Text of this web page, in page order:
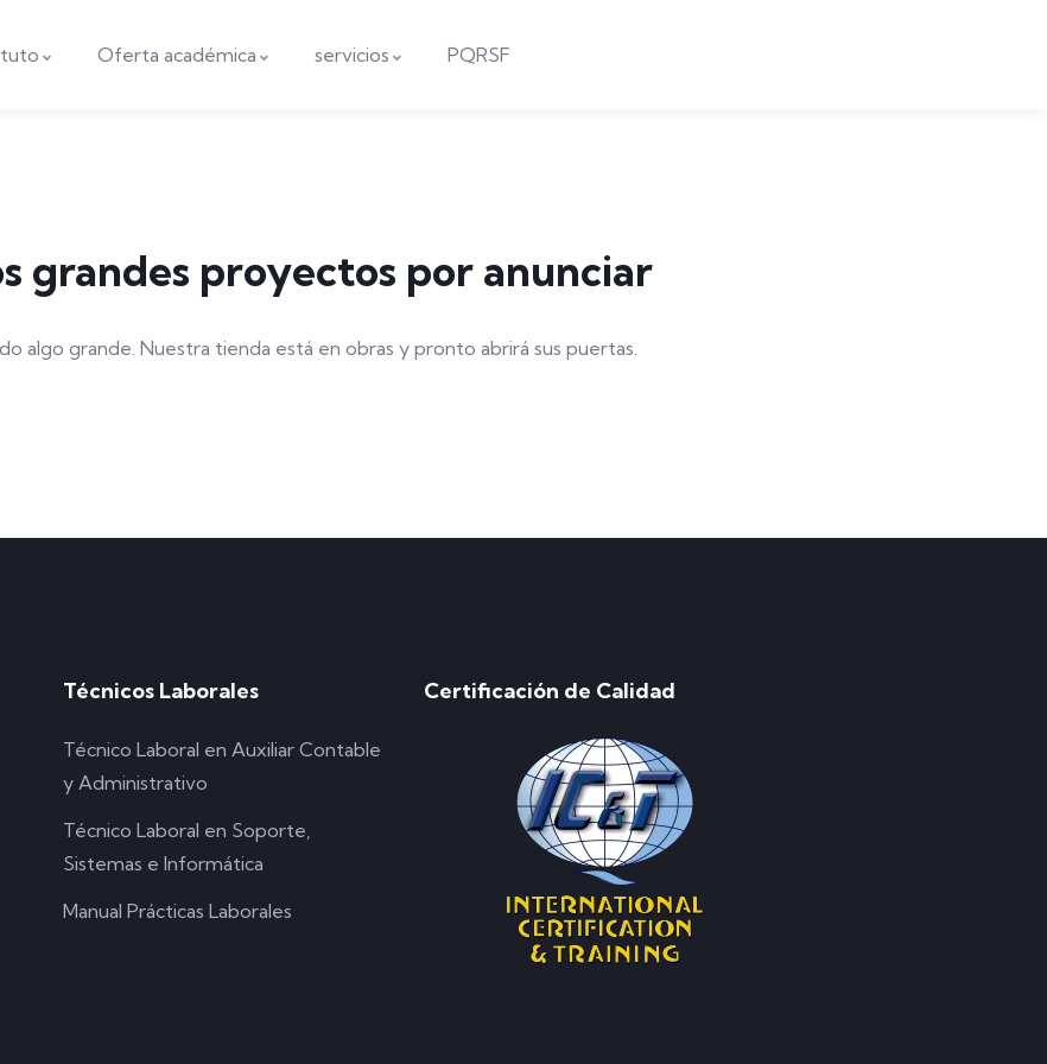
Oferta académica servicios PQRSF
grandes proyectos por anunciar
algo grande. Nuestra tienda está en obras y pronto abrirá sus puertas.
Técnicos Laborales
Técnico Laboral en Auxiliar Contable
y Administrativo
Técnico Laboral en Soporte,
Sistemas e Informática
Manual Prácticas Laborales
Certificación de Calidad